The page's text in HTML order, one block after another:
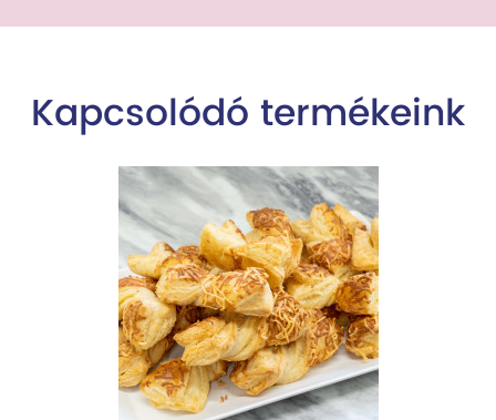
Kapcsolódó termékeink